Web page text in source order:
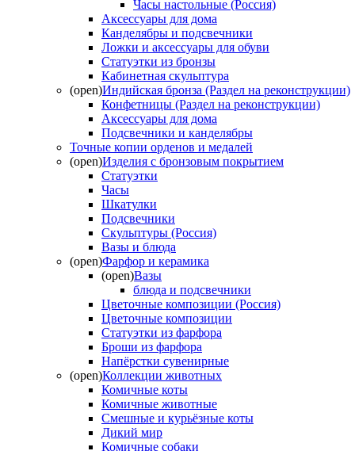
Часы настольные (Россия)
Аксессуары для дома
Канделябры и подсвечники
Ложки и аксессуары для обуви
Статуэтки из бронзы
Кабинетная скульптура
(open)Индийская бронза (Раздел на реконструкции)
Конфетницы (Раздел на реконструкции)
Аксессуары для дома
Подсвечники и канделябры
Точные копии орденов и медалей
(open)Изделия с бронзовым покрытием
Статуэтки
Часы
Шкатулки
Подсвечники
Скульптуры (Россия)
Вазы и блюда
(open)Фарфор и керамика
(open)Вазы
блюда и подсвечники
Цветочные композиции (Россия)
Цветочные композиции
Статуэтки из фарфора
Броши из фарфора
Напёрстки сувенирные
(open)Коллекции животных
Комичные коты
Комичные животные
Смешные и курьёзные коты
Дикий мир
Комичные собаки